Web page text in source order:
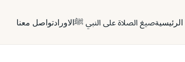
الرئيسيةصيغ الصلاة على النبي ﷺالاورادتواصل معنا